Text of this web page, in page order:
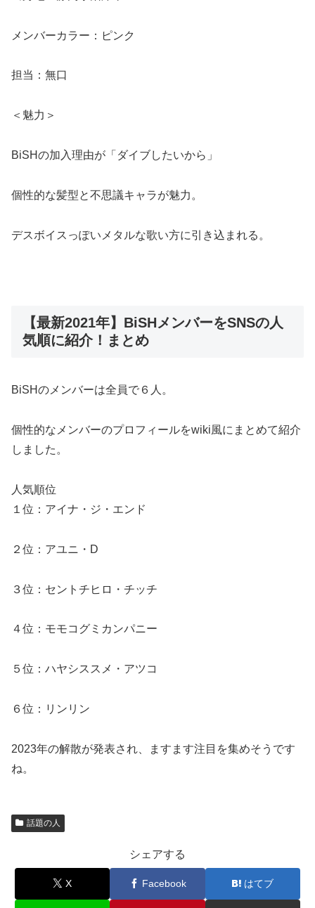
メンバーカラー：ピンク
担当：無口
＜魅力＞
BiSHの加入理由が「ダイブしたいから」
個性的な髪型と不思議キャラが魅力。
デスボイスっぽいメタルな歌い方に引き込まれる。
【最新2021年】BiSHメンバーをSNSの人
気順に紹介！まとめ
BiSHのメンバーは全員で６人。
個性的なメンバーのプロフィールをwiki風にまとめて紹介
しました。
人気順位
１位：アイナ・ジ・エンド
２位：アユニ・D
３位：セントチヒロ・チッチ
４位：モモコグミカンパニー
５位：ハヤシススメ・アツコ
６位：リンリン
2023年の解散が発表され、ますます注目を集めそうです
ね。
話題の人
シェアする
X Facebook はてブ